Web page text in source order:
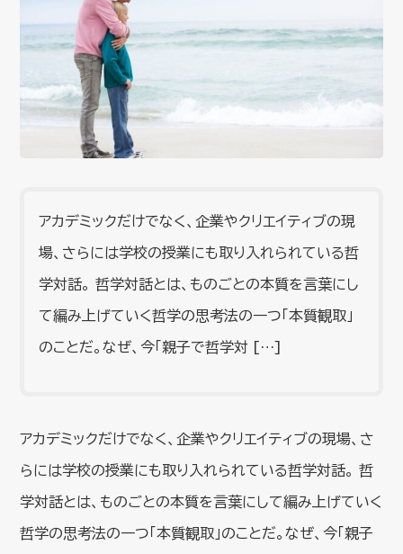
アカデミックだけでなく、企業やクリエイティブの現
場、さらには学校の授業にも取り入れられている哲
学対話。 哲学対話とは、ものごとの本質を言葉にし
て編み上げていく哲学の思考法の一つ「本質観取」
のことだ。なぜ、今「親子で哲学対 […]
アカデミックだけでなく、企業やクリエイティブの現場、さ
らには学校の授業にも取り入れられている哲学対話。 哲
学対話とは、ものごとの本質を言葉にして編み上げていく
哲学の思考法の一つ「本質観取」のことだ。なぜ、今「親子